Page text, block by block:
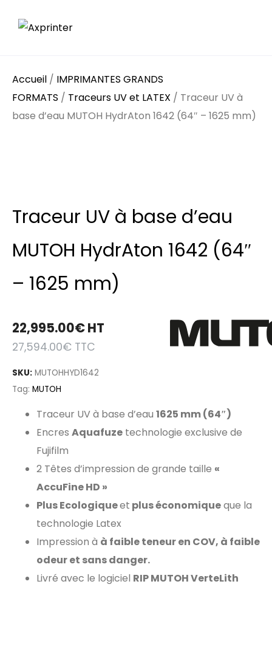
Accueil / IMPRIMANTES GRANDS
FORMATS / Traceurs UV et LATEX / Traceur UV à
base d’eau MUTOH HydrAton 1642 (64″ – 1625 mm)
Traceur UV à base d’eau
MUTOH HydrAton 1642 (64″
– 1625 mm)
22,995.00€HT
27,594.00€ TTC
SKU: MUTOHHYD1642
Tag: MUTOH
Traceur UV à base d’eau 1625 mm (64″)
Encres Aquafuze technologie exclusive de
Fujifilm
2 Têtes d’impression de grande taille «
AccuFine HD »
Plus Ecologiqueet plus économiqueque la
technologie Latex
Impression à à faible teneur en COV, à faible
odeur et sans danger.
Livré avec le logiciel RIP MUTOH VerteLith